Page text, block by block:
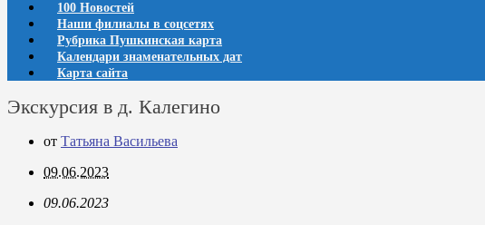
100 Новостей
Наши филиалы в соцсетях
Рубрика Пушкинская карта
Календари знаменательных дат
Карта сайта
Экскурсия в д. Калегино
от Татьяна Васильева
09.06.2023
09.06.2023